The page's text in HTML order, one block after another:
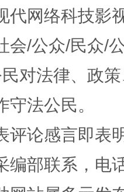
代网络科技影
会/公众/民众/
对法律、政
法公民。
评论感言即表
编部联系，电